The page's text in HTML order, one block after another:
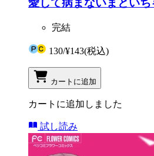
愛して病まないまとい
完結
130/¥143(税込)
カートに追加
カートに追加しました
試し読み